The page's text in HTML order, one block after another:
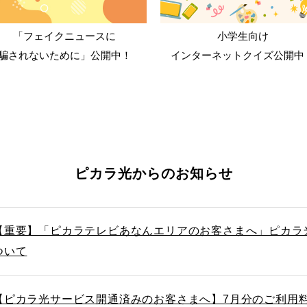
「フェイクニュースに
されないために」公開中！
小学生向け
インターネットクイズ公開中
ピカラ光からのお知らせ
重要】「ピカラテレビあなんエリアのお客さまへ」ピカ
いて
ピカラ光サービス開通済みのお客さまへ】7月分のご利用